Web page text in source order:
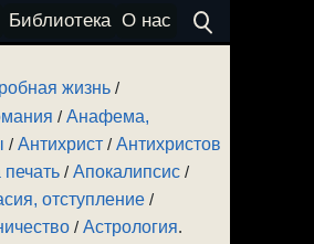
Библиотека О нас
жизнь /
/Анафема,
/Антихрист /Антихристов
/Апокалипсис /
отступление /
/Астрология.